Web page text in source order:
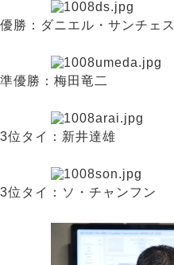
優勝：ダニエル・サンチェス
準優勝：梅田竜二
3位タイ：新井達雄
3位タイ：ソ・チャンフン